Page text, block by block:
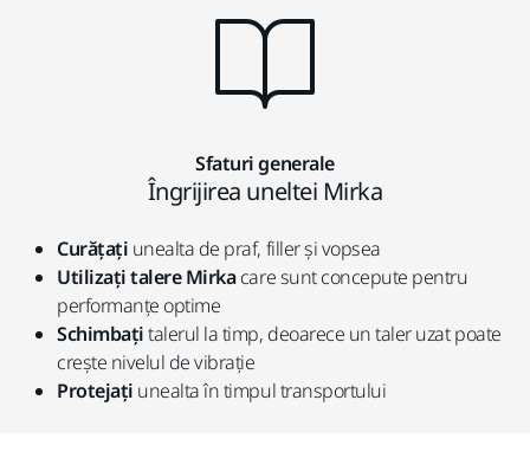
Sfaturi generale
Îngrijirea uneltei Mirka
Curățați unealta de praf, filler și vopsea
Utilizați talere Mirkacare sunt concepute pentru
performanțe optime
Schimbațitalerul la timp, deoarece un taler uzat poate
crește nivelul de vibrație
Protejați unealta în timpul transportului